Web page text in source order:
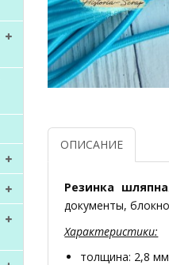
ОПИСАНИЕ
Резинка
документы,
Характеристики:
толщина: 2,8 мм